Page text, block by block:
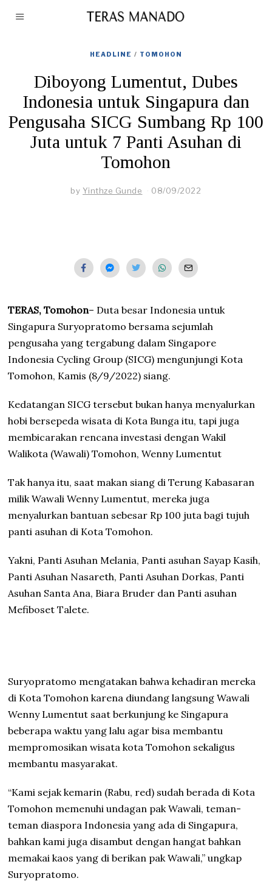
HEADLINE / TOMOHON
Diboyong Lumentut, Dubes
Indonesia untuk Singapura dan
Pengusaha SICG Sumbang Rp 100
Juta untuk 7 Panti Asuhan di
Tomohon
by Yinthze Gunde 08/09/2022
TERAS, Tomohon– Duta besar Indonesia untuk
Singapura Suryopratomo bersama sejumlah
pengusaha yang tergabung dalam Singapore
Indonesia Cycling Group (SICG) mengunjungi Kota
Tomohon, Kamis (8/9/2022) siang.
Kedatangan SICG tersebut bukan hanya menyalurkan
hobi bersepeda wisata di Kota Bunga itu, tapi juga
membicarakan rencana investasi dengan Wakil
Walikota (Wawali) Tomohon, Wenny Lumentut
Tak hanya itu, saat makan siang di Terung Kabasaran
milik Wawali Wenny Lumentut, mereka juga
menyalurkan bantuan sebesar Rp 100 juta bagi tujuh
panti asuhan di Kota Tomohon.
Yakni, Panti Asuhan Melania, Panti asuhan Sayap Kasih,
Panti Asuhan Nasareth, Panti Asuhan Dorkas, Panti
Asuhan Santa Ana, Biara Bruder dan Panti asuhan
Mefiboset Talete.
Suryopratomo mengatakan bahwa kehadiran mereka
di Kota Tomohon karena diundang langsung Wawali
Wenny Lumentut saat berkunjung ke Singapura
beberapa waktu yang lalu agar bisa membantu
mempromosikan wisata kota Tomohon sekaligus
membantu masyarakat.
“Kami sejak kemarin (Rabu, red) sudah berada di Kota
Tomohon memenuhi undagan pak Wawali, teman-
teman diaspora Indonesia yang ada di Singapura,
bahkan kami juga disambut dengan hangat bahkan
memakai kaos yang di berikan pak Wawali,” ungkap
Suryopratomo.